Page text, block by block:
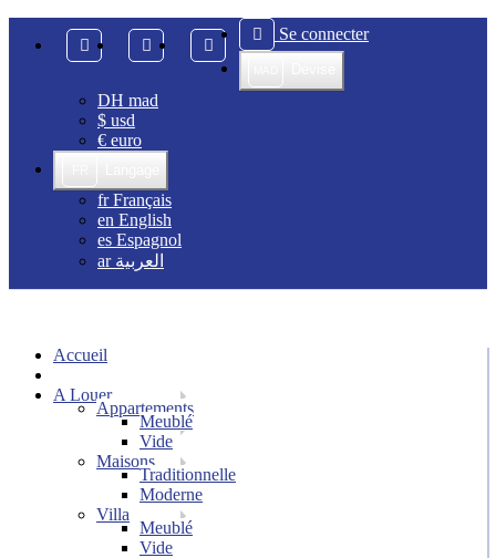
Se connecter
DH mad
$ usd
€ euro
frFrançais
en English
es Espagnol
ar العربية
Accueil
A Louer
Appartements
Meublé
Vide
Maisons
Traditionnelle
Moderne
Villa
Meublé
Vide